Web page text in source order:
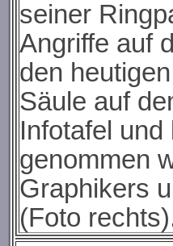
seiner
Angriffe auf
den
Säule auf
Infotafel
genommen
Graphikers
(Foto